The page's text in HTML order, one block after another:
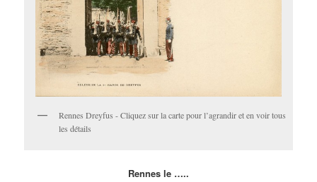
Rennes Dreyfus - Cliquez sur la carte pour l’agrandir et en voir tous
les détails
Rennes le …..